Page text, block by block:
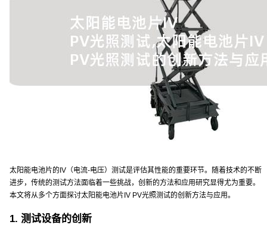
太阳能电池片的IV（电流-电压）测试是评估其性能的重要环节。随着技术的不断
进步，传统的测试方法面临着一些挑战，创新的方法和应用研究显得尤为重要。
本文将从多个方面探讨太阳能电池片IV PV光照测试的创新方法与应用。
1. 测试设备的创新